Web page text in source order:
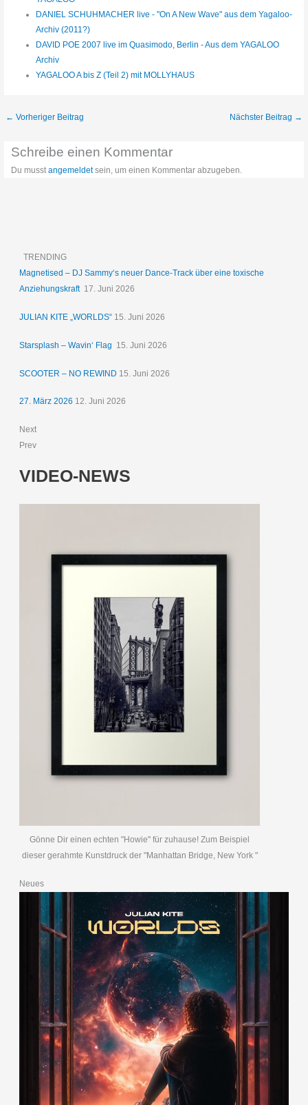
DANIEL SCHUHMACHER live - "On A New Wave" aus dem Yagaloo-
Archiv (2011?)
DAVID POE 2007 live im Quasimodo, Berlin - Aus dem YAGALOO
Archiv
YAGALOO A bis Z (Teil 2) mit MOLLYHAUS
← Vorheriger Beitrag Nächster Beitrag →
Schreibe einen Kommentar
Du musstangemeldetsein, um einen Kommentar abzugeben.
TRENDING
Magnetised – DJ Sammy‘s neuer Dance-Track über eine toxische
Anziehungskraft 17. Juni 2026
JULIAN KITE „WORLDS“ 15. Juni 2026
Starsplash – Wavin‘ Flag 15. Juni 2026
SCOOTER – NO REWIND 15. Juni 2026
27. März 2026 12. Juni 2026
Next
Prev
VIDEO-NEWS
Gönne Dir einen echten "Howie" für zuhause! Zum Beispiel
dieser gerahmte Kunstdruck der "Manhattan Bridge, New York "
Neues